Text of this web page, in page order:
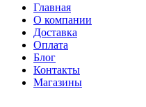
Главная
О компании
Доставка
Оплата
Блог
Контакты
Магазины